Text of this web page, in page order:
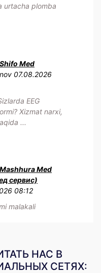
urtacha plomba
Shifo Med
07.08.2026
EEG
Xizmat narxi,
...
Mashhura Med
сервис)
08:12
malakali
НАС В
СЕТЯХ: